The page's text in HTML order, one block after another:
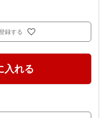
録する
入れる